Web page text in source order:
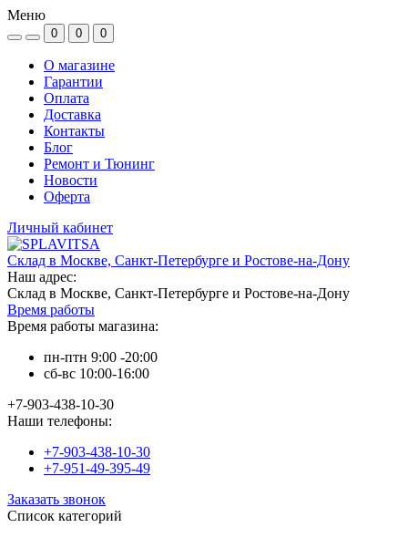
Меню
0 0 0
О магазине
Гарантии
Оплата
Доставка
Контакты
Блог
Ремонт и Тюнинг
Новости
Оферта
Личный кабинет
Склад в Москве, Санкт-Петербурге и Ростове-на-Дону
Наш адрес:
Склад в Москве, Санкт-Петербурге и Ростове-на-Дону
Время работы
Время работы магазина:
пн-птн 9:00 -20:00
сб-вс 10:00-16:00
+7-903-438-10-30
Наши телефоны:
+7-903-438-10-30
+7-951-49-395-49
Заказать звонок
Список категорий